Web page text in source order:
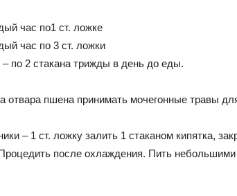
час по1 ст. ложке
час по 3 ст. ложки
– по 2 стакана трижды в день до еды.
отвара пшена принимать мочегонные травы
– 1 ст. ложку залить 1 стаканом кипятка,
после охлаждения. Пить